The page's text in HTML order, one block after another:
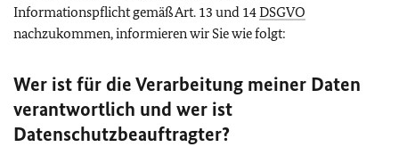
Informationspflicht gemäß Art. 13 und 14DSGVO
nachzukommen, informieren wir Sie wie folgt:
Wer ist für die Verarbeitung meiner Daten
verantwortlich und wer ist
Datenschutzbeauftragter?